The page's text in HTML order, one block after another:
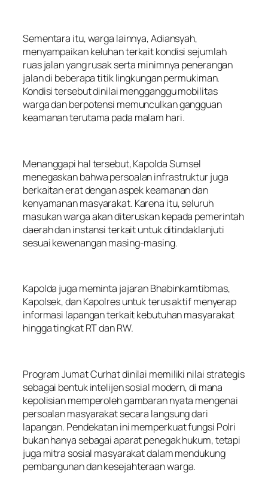
Sementara itu, warga lainnya, Adiansyah,
menyampaikan keluhan terkait kondisi sejumlah
ruas jalan yang rusak serta minimnya penerangan
jalan di beberapa titik lingkungan permukiman.
Kondisi tersebut dinilai mengganggu mobilitas
warga dan berpotensi memunculkan gangguan
keamanan terutama pada malam hari.
Menanggapi hal tersebut, Kapolda Sumsel
menegaskan bahwa persoalan infrastruktur juga
berkaitan erat dengan aspek keamanan dan
kenyamanan masyarakat. Karena itu, seluruh
masukan warga akan diteruskan kepada pemerintah
daerah dan instansi terkait untuk ditindaklanjuti
sesuai kewenangan masing-masing.
Kapolda juga meminta jajaran Bhabinkamtibmas,
Kapolsek, dan Kapolres untuk terus aktif menyerap
informasi lapangan terkait kebutuhan masyarakat
hingga tingkat RT dan RW.
Program Jumat Curhat dinilai memiliki nilai strategis
sebagai bentuk intelijen sosial modern, di mana
kepolisian memperoleh gambaran nyata mengenai
persoalan masyarakat secara langsung dari
lapangan. Pendekatan ini memperkuat fungsi Polri
bukan hanya sebagai aparat penegak hukum, tetapi
juga mitra sosial masyarakat dalam mendukung
pembangunan dan kesejahteraan warga.